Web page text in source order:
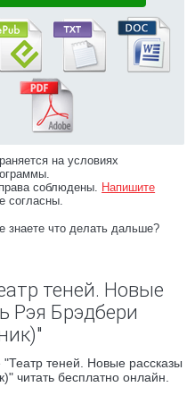
на условиях
соблюдены. Напишите
согласны.
знаете что делать дальше?
теней. Новые
Рэя Брэдбери
теней. Новые рассказы
читать бесплатно онлайн.